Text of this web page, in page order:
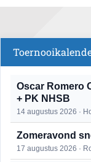
Oscar Romero
+ PK NHSB
14 augustus 2026 ·
Zomeravond
17 augustus 2026 ·